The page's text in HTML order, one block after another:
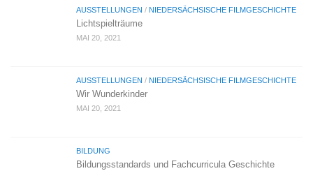
AUSSTELLUNGEN / NIEDERSÄCHSISCHE FILMGESCHICHTE
Lichtspielträume
MAI 20, 2021
AUSSTELLUNGEN / NIEDERSÄCHSISCHE FILMGESCHICHTE
Wir Wunderkinder
MAI 20, 2021
BILDUNG
Bildungsstandards und Fachcurricula Geschichte